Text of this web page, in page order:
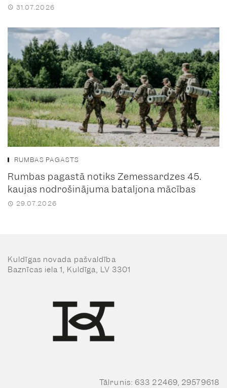
31.07.2026
RUMBAS PAGASTS
Rumbas pagastā notiks Zemessardzes 45.
kaujas nodrošinājuma bataljona mācības
29.07.2026
Kuldīgas novada pašvaldība
Baznīcas iela 1, Kuldīga, LV 3301
Tālrunis: 633 22469, 29579618